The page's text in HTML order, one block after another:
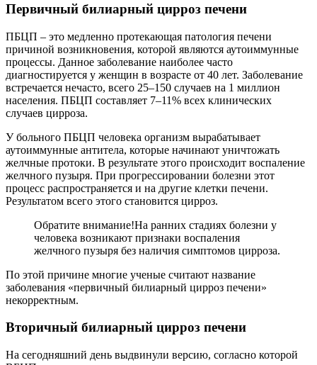
Первичный билиарный цирроз печени
ПБЦП – это медленно протекающая патология печени
причиной возникновения, которой являются аутоиммунные
процессы. Данное заболевание наиболее часто
диагностируется у женщин в возрасте от 40 лет. Заболевание
встречается нечасто, всего 25–150 случаев на 1 миллион
населения. ПБЦП составляет 7–11% всех клинических
случаев цирроза.
У больного ПБЦП человека организм вырабатывает
аутоиммунные антитела, которые начинают уничтожать
желчные протоки. В результате этого происходит воспаление
желчного пузыря. При прогрессировании болезни этот
процесс распространяется и на другие клетки печени.
Результатом всего этого становится цирроз.
Обратите внимание!На ранних стадиях болезни у
человека возникают признаки воспаления
желчного пузыря без наличия симптомов цирроза.
По этой причине многие ученые считают название
заболевания «первичный билиарный цирроз печени»
некорректным.
Вторичный билиарный цирроз печени
На сегодняшний день выдвинули версию, согласно которой